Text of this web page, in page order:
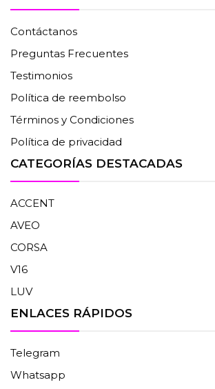
Contáctanos
Preguntas Frecuentes
Testimonios
Política de reembolso
Términos y Condiciones
Política de privacidad
CATEGORÍAS DESTACADAS
ACCENT
AVEO
CORSA
V16
LUV
ENLACES RÁPIDOS
Telegram
Whatsapp